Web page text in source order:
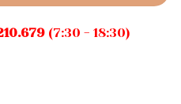
(7:30 - 18:30)